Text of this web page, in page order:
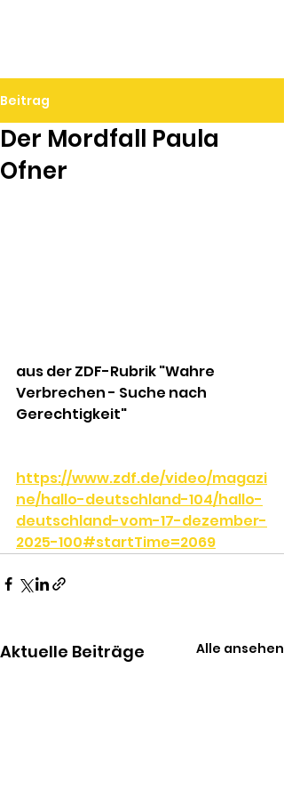
Beitrag
Der Mordfall Paula
Ofner
aus der ZDF-Rubrik "Wahre
Verbrechen - Suche nach
Gerechtigkeit"
https://www.zdf.de/video/magazi
ne/hallo-deutschland-104/hallo-
deutschland-vom-17-dezember-
2025-100#startTime=2069
Aktuelle Beiträge Alle ansehen